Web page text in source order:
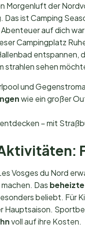
Morgenluft der
ist Camping
auf dich
Campingplatz
entspannen,
strahlen sehen
und
wie ein großer
entdecken – mit
Vosges du Nord
Das
beliebt. Für
Hauptsaison.
voll auf ihre Kosten.